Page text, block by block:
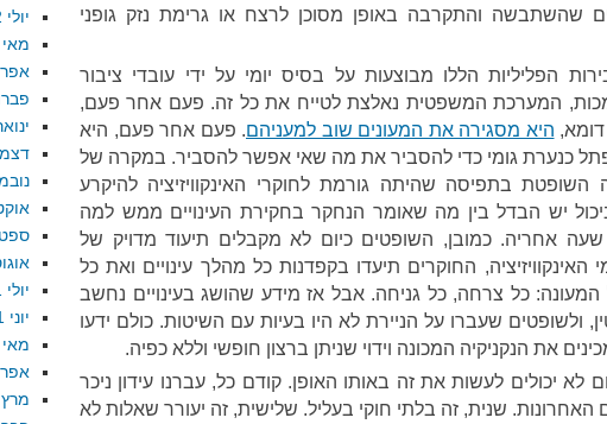
שהשתבשה והתקרבה באופן מסוכן לרצח או גרימת נזק גופני
הפליליות הללו מבוצעות על בסיס יומי על ידי עובדי ציבור
המערכת המשפטית נאלצת לטייח את כל זה. פעם אחר פעם,
היא מסגירה את המעונים שוב למעניהם. פעם אחר פעם, היא
כנערת גומי כדי להסביר את מה שאי אפשר להסביר. במקרה של
השופטת בתפיסה שהיתה גורמת לחוקרי האינקוויזיציה להיקרע
יש הבדל בין מה שאומר הנחקר בחקירת העינויים ממש למה
אחריה. כמובן, השופטים כיום לא מקבלים תיעוד מדויק של
האינקוויזיציה, החוקרים תיעדו בקפדנות כל מהלך עינויים ואת כל
כל צרחה, כל גניחה. אבל אז מידע שהושג בעינויים נחשב
ולשופטים שעברו על הניירת לא היו בעיות עם השיטות. כולם ידעו
את הנקניקיה המכונה וידוי שניתן ברצון חופשי וללא כפיה.
לא יכולים לעשות את זה באותו האופן. קודם כל, עברנו עידון ניכר
האחרונות. שנית, זה בלתי חוקי בעליל. שלישית, זה יעורר שאלות לא
יולי 2022
מאי 2022
אפריל
ינואר
דצמבר
יולי 2021
יוני 2021
מאי 2021
אפריל
מרץ 2021